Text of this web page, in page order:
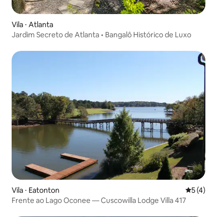
Vila ⋅ Atlanta
Jardim Secreto de Atlanta • Bangalô Histórico de Luxo
Vila ⋅ Eatonton 5 de
5 (4)
Frente ao Lago Oconee — Cuscowilla Lodge Villa 417